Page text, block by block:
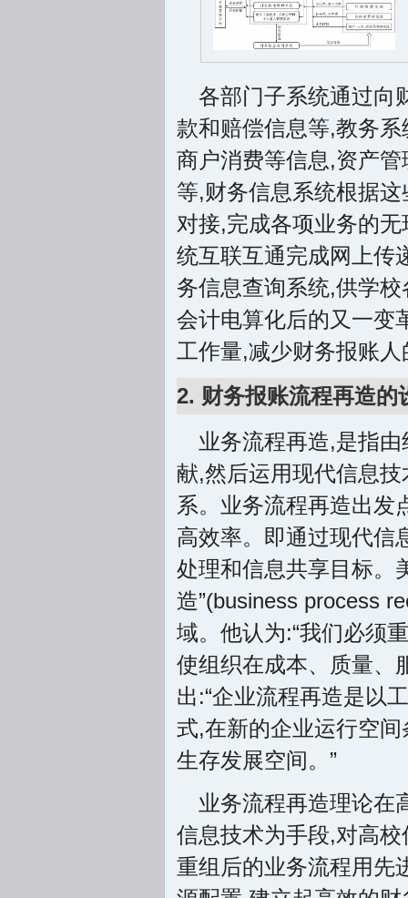
各部门子系统通过向
款和赔偿信息等,教务
商户消费等信息,资产
等,财务信息系统根据
对接,完成各项业务的
统互联互通完成网上传
务信息查询系统,供学
会计电算化后的又一变
工作量,减少财务报账
2. 财务报账流程再造的
业务流程再造,是指
献,然后运用现代信息
系。业务流程再造出发
高效率。即通过现代信
处理和信息共享目标。
造”(business process
域。他认为:“我们必须
使组织在成本、质量、
出:“企业流程再造是以
式,在新的企业运行空
生存发展空间。”
业务流程再造理论在
信息技术为手段,对高
重组后的业务流程用先